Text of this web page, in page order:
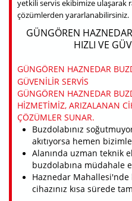
yetkili servis ekibimize ulaşarak
çözümlerden yararlanabilirsiniz.
GÜNGÖREN
HIZLI VE
GÜNGÖREN HAZNEDAR
GÜVENILIR SERVIS
GÜNGÖREN HAZNEDAR
HIZMETIMIZ, ARIZALANAN
ÇÖZÜMLER SUNAR.
Buzdolabınız
akıtıyorsa hemen
Alanında uzman teknik
buzdolabına müdahale
Haznedar Mahallesi'nde
cihazınız kısa sürede